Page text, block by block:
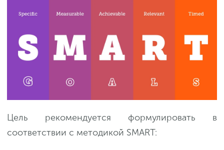
Цель рекомендуется формулировать в
соответствии с методикой SMART: